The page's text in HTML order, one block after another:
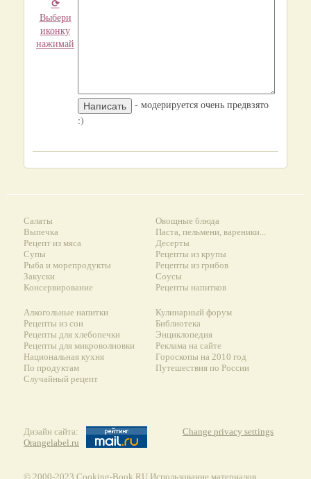
⟳
Выбери
иконку
нажимай
- модерируется очень предвзято
:)
Салаты
Выпечка
Рецепт из мяса
Супы
Рыба и морепродукты
Закуски
Консервирование
Овощные блюда
Паста, пельмени, вареники...
Десерты
Рецепты из крупы
Рецепты из грибов
Соусы
Рецепты напитков
Алкогольные напитки
Рецепты из сои
Рецепты для хлебопечки
Рецепты для микроволновки
Национальная кухня
По продуктам
Случайный рецепт
Кулинарный форум
Библиотека
Энциклопедия
Реклама на сайте
Гороскопы на 2010 год
Путешествия по России
Дизайн сайта:
Orangelabel.ru
Change privacy settings
© 2000-2023 Сooking-Book.RU Использование материалов